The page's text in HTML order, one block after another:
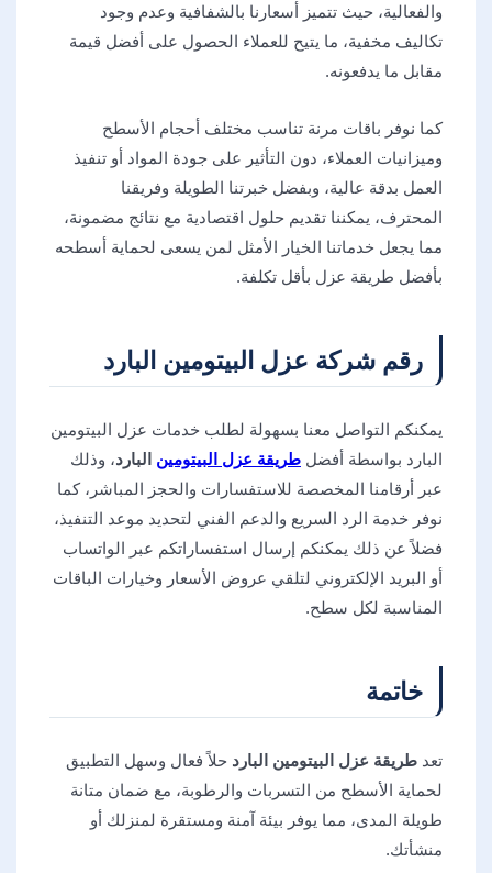
والفعالية، حيث تتميز أسعارنا بالشفافية وعدم وجود
تكاليف مخفية، ما يتيح للعملاء الحصول على أفضل قيمة
مقابل ما يدفعونه.
كما نوفر باقات مرنة تناسب مختلف أحجام الأسطح
وميزانيات العملاء، دون التأثير على جودة المواد أو تنفيذ
العمل بدقة عالية، وبفضل خبرتنا الطويلة وفريقنا
المحترف، يمكننا تقديم حلول اقتصادية مع نتائج مضمونة،
مما يجعل خدماتنا الخيار الأمثل لمن يسعى لحماية أسطحه
بأفضل طريقة عزل بأقل تكلفة.
رقم شركة عزل البيتومين البارد
يمكنكم التواصل معنا بسهولة لطلب خدمات عزل البيتومين
البارد بواسطة أفضل طريقة عزل البيتومين البارد، وذلك
عبر أرقامنا المخصصة للاستفسارات والحجز المباشر، كما
نوفر خدمة الرد السريع والدعم الفني لتحديد موعد التنفيذ،
فضلاً عن ذلك يمكنكم إرسال استفساراتكم عبر الواتساب
أو البريد الإلكتروني لتلقي عروض الأسعار وخيارات الباقات
المناسبة لكل سطح.
خاتمة
تعد طريقة عزل البيتومين البارد حلاً فعال وسهل التطبيق
لحماية الأسطح من التسربات والرطوبة، مع ضمان متانة
طويلة المدى، مما يوفر بيئة آمنة ومستقرة لمنزلك أو
منشأتك.